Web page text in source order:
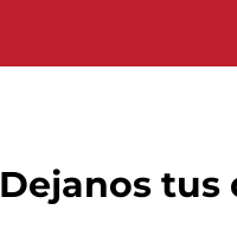
Dejanos tus